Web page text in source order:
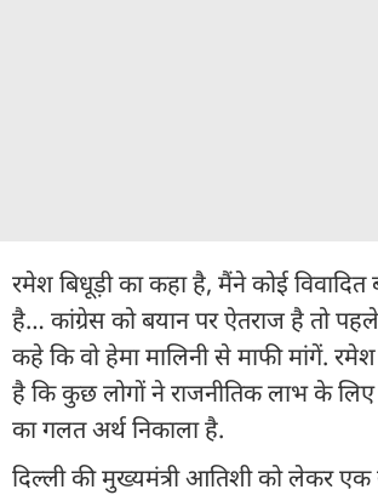
रमेश बिधूड़ी का कहा है, मैंने कोई विवादित
है… कांग्रेस को बयान पर ऐतराज है तो
कहे कि वो हेमा मालिनी से माफी मांगें.
है कि कुछ लोगों ने राजनीतिक लाभ के लिए
का गलत अर्थ निकाला है.
दिल्ली की मुख्यमंत्री आतिशी को लेकर एक